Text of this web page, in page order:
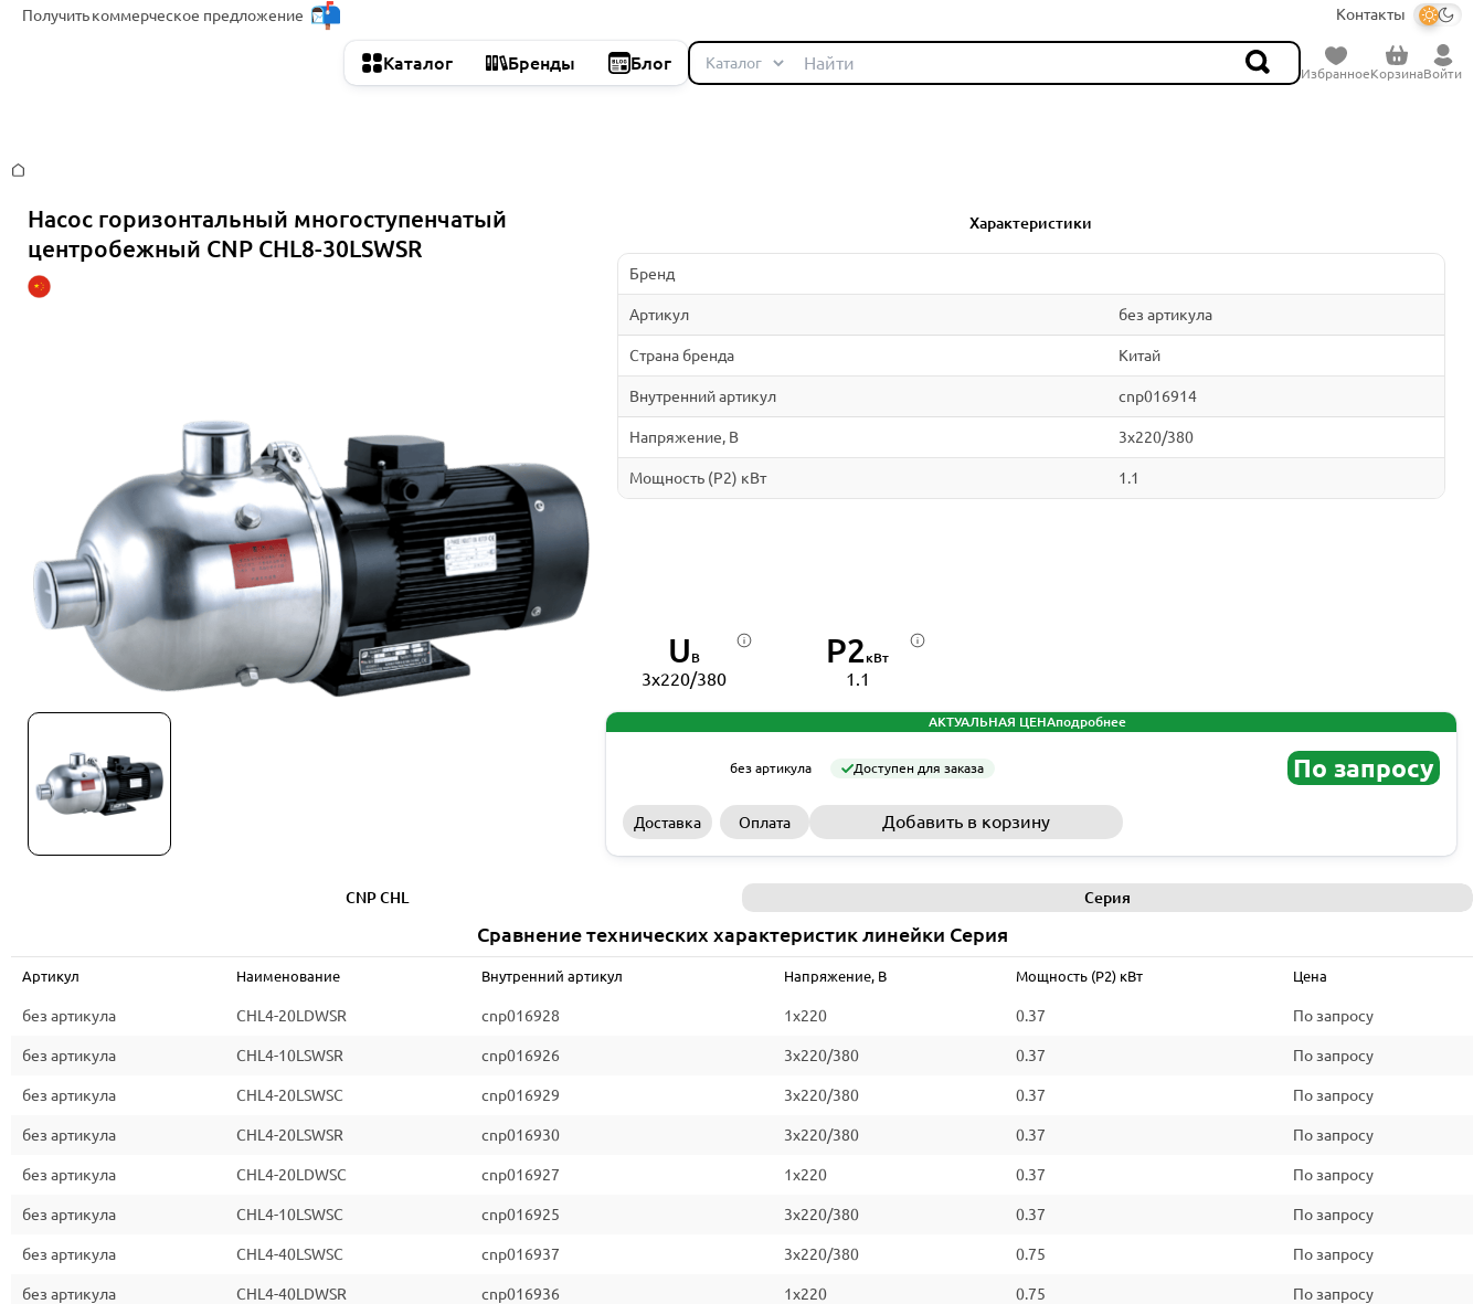
Получитькоммерческое предложение Контакты
Каталог Бренды Блог
ИзбранноеКорзинаВойти
Насос горизонтальный многоступенчатый
центробежный CNP CHL8-30LSWSR
Характеристики
Бренд
Артикул без артикула
Страна бренда Китай
Внутренний артикул cnp016914
Напряжение, В 3x220/380
Мощность (P2) кВт 1.1
U В
3x220/380
P2кВт
1.1
АКТУАЛЬНАЯ ЦЕНАподробнее
без артикула Доступен для заказа По запросу
Доставка Оплата Добавить в корзину
CNP CHL Серия
Сравнение технических характеристик линейки Серия
Артикул Наименование Внутренний артикул Напряжение, В Мощность (P2) кВт Цена
без артикула CHL4-20LDWSR cnp016928 1x220 0.37 По запросу
без артикула CHL4-10LSWSR cnp016926 3x220/380 0.37 По запросу
без артикула CHL4-20LSWSC cnp016929 3x220/380 0.37 По запросу
без артикула CHL4-20LSWSR cnp016930 3x220/380 0.37 По запросу
без артикула CHL4-20LDWSC cnp016927 1x220 0.37 По запросу
без артикула CHL4-10LSWSC cnp016925 3x220/380 0.37 По запросу
без артикула CHL4-40LSWSC cnp016937 3x220/380 0.75 По запросу
без артикула CHL4-40LDWSR cnp016936 1x220 0.75 По запросу